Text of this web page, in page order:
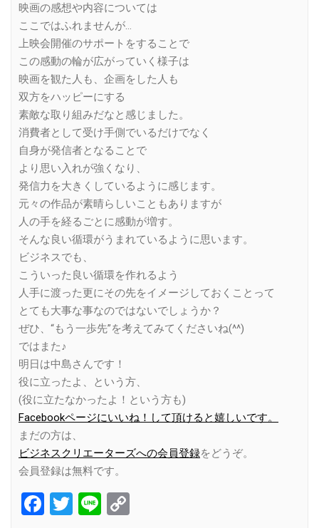
映画の感想や内容については
ここではふれませんが…
上映会開催のサポートをすることで
この感動の輪が広がっていく様子は
映画を観た人も、企画をした人も
双方をハッピーにする
素敵な取り組みだなと感じました。
消費者として受け手側でいるだけでなく
自身が発信者となることで
より思い入れが強くなり、
発信力を大きくしているように感じます。
元々の作品が素晴らしいこともありますが
人の手を経るごとに感動が増す。
そんな良い循環がうまれているように思います。
ビジネスでも、
こういった良い循環を作れるよう
人手に渡った更にその先をイメージしておくことって
とても大事な事なのではないでしょうか？
ぜひ、“もう一歩先”を考えてみてくださいね(^^)
ではまた♪
明日は中島さんです！
役に立ったよ、という方、
(役に立たなかったよ！という方も)
Facebookページにいいね！して頂けると嬉しいです。
まだの方は、
ビジネスクリエーターズへの会員登録をどうぞ。
会員登録は無料です。
Facebook
Twitter
Line